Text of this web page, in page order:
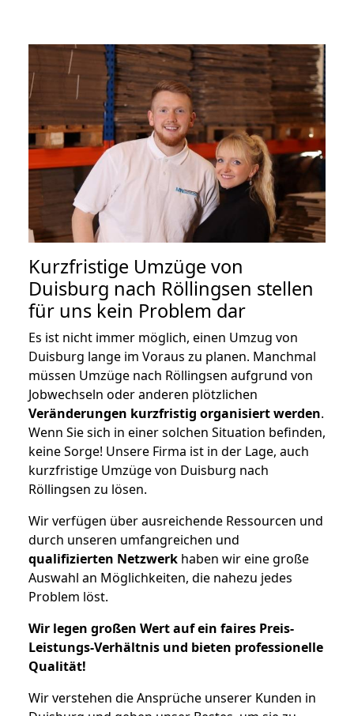
Kurzfristige Umzüge von
Duisburg nach Röllingsen stellen
für uns kein Problem dar
Es ist nicht immer möglich, einen Umzug von
Duisburg lange im Voraus zu planen. Manchmal
müssen Umzüge nach Röllingsen aufgrund von
Jobwechseln oder anderen plötzlichen
Veränderungen kurzfristig organisiert werden.
Wenn Sie sich in einer solchen Situation befinden,
keine Sorge! Unsere Firma ist in der Lage, auch
kurzfristige Umzüge von Duisburg nach
Röllingsen zu lösen.
Wir verfügen über ausreichende Ressourcen und
durch unseren umfangreichen und
qualifizierten Netzwerk haben wir eine große
Auswahl an Möglichkeiten, die nahezu jedes
Problem löst.
Wir legen großen Wert auf ein faires Preis-
Leistungs-Verhältnis und bieten professionelle
Qualität!
Wir verstehen die Ansprüche unserer Kunden in